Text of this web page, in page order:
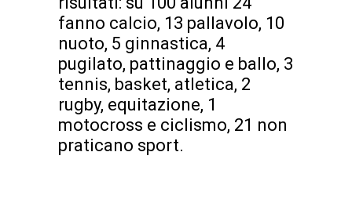
fanno calcio, 13 pallavolo, 10
nuoto, 5 ginnastica, 4
pugilato, pattinaggio e ballo, 3
tennis, basket, atletica, 2
rugby, equitazione, 1
motocross e ciclismo, 21 non
praticano sport.